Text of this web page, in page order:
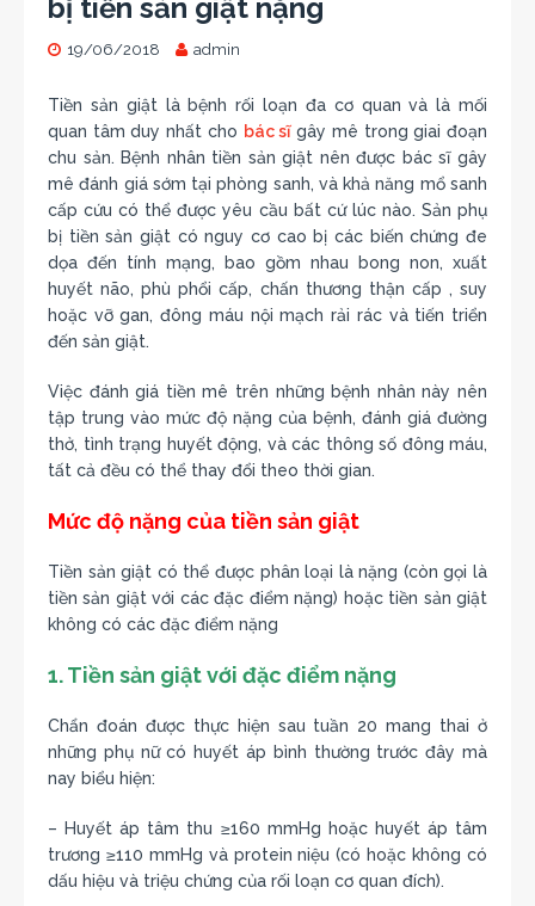
bị tiền sản giật nặng
19/06/2018 admin
Tiền sản giật là bệnh rối loạn đa cơ quan và là mối
quan tâm duy nhất cho bác sĩgây mê trong giai đoạn
chu sản. Bệnh nhân tiền sản giật nên được bác sĩ gây
mê đánh giá sớm tại phòng sanh, và khả năng mổ sanh
cấp cứu có thể được yêu cầu bất cứ lúc nào. Sản phụ
bị tiền sản giật có nguy cơ cao bị các biến chứng đe
dọa đến tính mạng, bao gồm nhau bong non, xuất
huyết não, phù phổi cấp, chấn thương thận cấp , suy
hoặc vỡ gan, đông máu nội mạch rải rác và tiến triển
đến sản giật.
Việc đánh giá tiền mê trên những bệnh nhân này nên
tập trung vào mức độ nặng của bệnh, đánh giá đường
thở, tình trạng huyết động, và các thông số đông máu,
tất cả đều có thể thay đổi theo thời gian.
Mức độ nặng của tiền sản giật
Tiền sản giật có thể được phân loại là nặng (còn gọi là
tiền sản giật với các đặc điểm nặng) hoặc tiền sản giật
không có các đặc điểm nặng
1. Tiền sản giật với đặc điểm nặng
Chẩn đoán được thực hiện sau tuần 20 mang thai ở
những phụ nữ có huyết áp bình thường trước đây mà
nay biểu hiện:
– Huyết áp tâm thu ≥160 mmHg hoặc huyết áp tâm
trương ≥110 mmHg và protein niệu (có hoặc không có
dấu hiệu và triệu chứng của rối loạn cơ quan đích).